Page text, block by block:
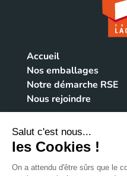
Accueil
Nos emballages
Notre démarche RSE
Nous rejoindre
NOUS CONTACTER